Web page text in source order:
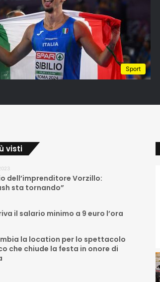
Sport
visti
dell’imprenditore Vorzillo:
sta tornando”
il salario minimo a 9 euro l’ora
la location per lo spettacolo
che chiude la festa in onore di